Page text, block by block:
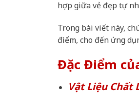
hợp giữa vẻ đẹp tự
Trong bài viết này,
điểm, cho đến ứng
Đặc Điểm
Vật Liệu Chất